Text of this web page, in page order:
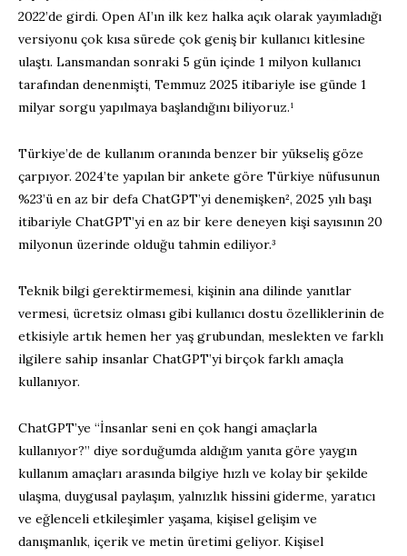
2022’de girdi. Open AI’ın ilk kez halka açık olarak yayımladığı
versiyonu çok kısa sürede çok geniş bir kullanıcı kitlesine
ulaştı. Lansmandan sonraki 5 gün içinde 1 milyon kullanıcı
tarafından denenmişti, Temmuz 2025 itibariyle ise günde 1
milyar sorgu yapılmaya başlandığını biliyoruz.¹
Türkiye’de de kullanım oranında benzer bir yükseliş göze
çarpıyor. 2024’te yapılan bir ankete göre Türkiye nüfusunun
%23’ü en az bir defa ChatGPT’yi denemişken², 2025 yılı başı
itibariyle ChatGPT’yi en az bir kere deneyen kişi sayısının 20
milyonun üzerinde olduğu tahmin ediliyor.³
Teknik bilgi gerektirmemesi, kişinin ana dilinde yanıtlar
vermesi, ücretsiz olması gibi kullanıcı dostu özelliklerinin de
etkisiyle artık hemen her yaş grubundan, meslekten ve farklı
ilgilere sahip insanlar ChatGPT’yi birçok farklı amaçla
kullanıyor.
ChatGPT’ye “İnsanlar seni en çok hangi amaçlarla
kullanıyor?” diye sorduğumda aldığım yanıta göre yaygın
kullanım amaçları arasında bilgiye hızlı ve kolay bir şekilde
ulaşma, duygusal paylaşım, yalnızlık hissini giderme, yaratıcı
ve eğlenceli etkileşimler yaşama, kişisel gelişim ve
danışmanlık, içerik ve metin üretimi geliyor. Kişisel